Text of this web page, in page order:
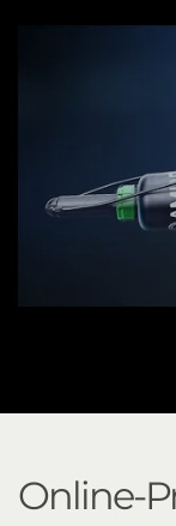
Online-